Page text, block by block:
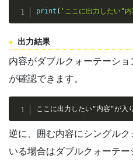
print ( 'ここに出力したい"
出力結果
内容がダブルクォーテーシ
が確認できます。
ここに出力したい"内容"が入り
逆に、囲む内容にシングル
いる場合はダブルクォーテ